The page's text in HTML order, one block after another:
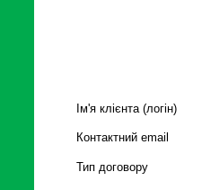
Ім'я клієнта (логін)
Контактний email
Тип договору